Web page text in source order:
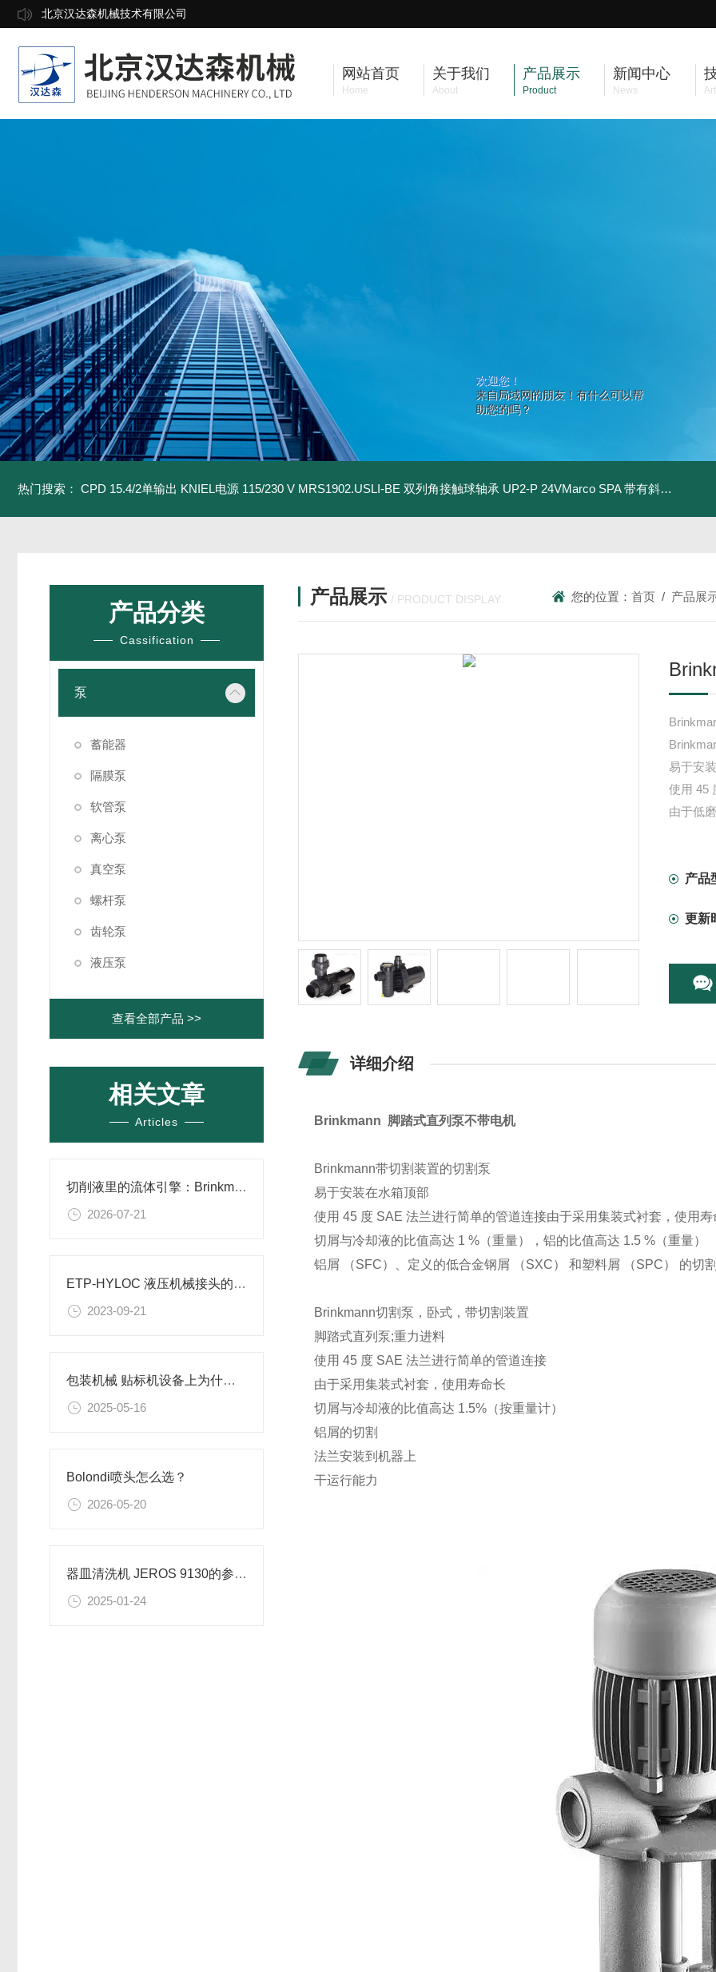
欢迎您！
来自局域网的朋友！有什么可以帮
助您的吗？
北京汉达森机械技术有限公司
网站首页
Home
关于我们
About
产品展示
Product
新闻中心
News
热门搜索： CPD 15.4/2单输出 KNIEL电源 115/230 V MRS1902.USLI-BE 双列角接触球轴承 UP2-P 24VMarco SPA 带有斜齿轮青铜润滑油泵
产品分类
Cassification
泵
蓄能器
隔膜泵
软管泵
离心泵
真空泵
螺杆泵
齿轮泵
液压泵
查看全部产品 >>
相关文章
Articles
切削液里的流体引擎：Brinkmann泵在冷却循环系统中的叶轮设计与热平衡逻辑
2026-07-21
ETP-HYLOC 液压机械接头的安装和拆卸
2023-09-21
包装机械 贴标机设备上为什么会选用德国ELBE的传动轴？
2025-05-16
Bolondi喷头怎么选？
2026-05-20
器皿清洗机 JEROS 9130的参数信息
2025-01-24
产品展示 / PRODUCT DISPLAY 您的位置：首页 / 产品展
易于安
使用 45
由于低
产品
更新
详细介绍
Brinkmann 脚踏式直列泵不带电机
Brinkmann带切割装置的切割泵
易于安装在水箱顶部
使用 45 度 SAE 法兰进行简单的管道连接由于采用集装式衬套，使用寿
切屑与冷却液的比值高达 1 %（重量），铝的比值高达 1.5 %（重量）
铝屑 （SFC）、定义的低合金钢屑 （SXC） 和塑料屑 （SPC） 的切割
Brinkmann切割泵，卧式，带切割装置
脚踏式直列泵;重力进料
使用 45 度 SAE 法兰进行简单的管道连接
由于采用集装式衬套，使用寿命长
切屑与冷却液的比值高达 1.5%（按重量计）
铝屑的切割
法兰安装到机器上
干运行能力